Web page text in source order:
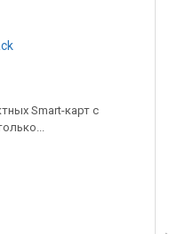
Smart-карт с